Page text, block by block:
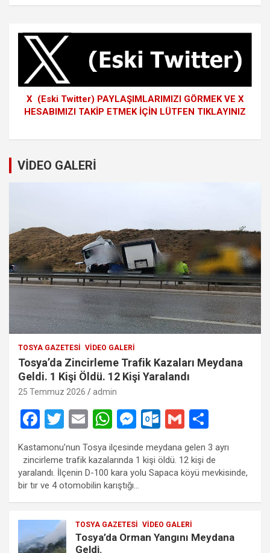
X (Eski Twitter) PAYLAŞIMLARIMIZI GÖRMEK VE X
HESABIMIZI TAKİP ETMEK İÇİN LÜTFEN TIKLAYINIZ
VİDEO GALERİ
TOSYA GAZETESI VIDEO GALERI
Tosya’da Zincirleme Trafik Kazaları Meydana
Geldi. 1 Kişi Öldü. 12 Kişi Yaralandı
25 Temmuz 2026 admin
F
ce
b
o
o
k
T
wi
tt
er
E
ail
W
at
s
A
p
p
M
es
se
n
g
er
O
ut
lo
o
k.
c
o
G
m
ail
h
ar
e
Kastamonu’nun Tosya ilçesinde meydana gelen 3 ayrı
zincirleme trafik kazalarında 1 kişi öldü. 12 kişi de
yaralandı. İlçenin D-100 kara yolu Sapaca köyü mevkisinde,
bir tır ve 4 otomobilin karıştığı…
TOSYA GAZETESI VIDEO GALERI
Tosya’da Orman Yangını Meydana
Geldi.